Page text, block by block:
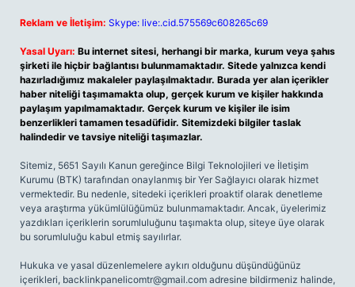
Reklam ve İletişim: Skype: live:.cid.575569c608265c69
Yasal Uyarı: Bu internet sitesi, herhangi bir marka, kurum veya şahıs
şirketi ile hiçbir bağlantısı bulunmamaktadır. Sitede yalnızca kendi
hazırladığımız makaleler paylaşılmaktadır. Burada yer alan içerikler
haber niteliği taşımamakta olup, gerçek kurum ve kişiler hakkında
paylaşım yapılmamaktadır. Gerçek kurum ve kişiler ile isim
benzerlikleri tamamen tesadüfidir. Sitemizdeki bilgiler taslak
halindedir ve tavsiye niteliği taşımazlar.
Sitemiz, 5651 Sayılı Kanun gereğince Bilgi Teknolojileri ve İletişim
Kurumu (BTK) tarafından onaylanmış bir Yer Sağlayıcı olarak hizmet
vermektedir. Bu nedenle, sitedeki içerikleri proaktif olarak denetleme
veya araştırma yükümlülüğümüz bulunmamaktadır. Ancak, üyelerimiz
yazdıkları içeriklerin sorumluluğunu taşımakta olup, siteye üye olarak
bu sorumluluğu kabul etmiş sayılırlar.
Hukuka ve yasal düzenlemelere aykırı olduğunu düşündüğünüz
içerikleri, backlinkpanelicomtr@gmail.com adresine bildirmeniz halinde,